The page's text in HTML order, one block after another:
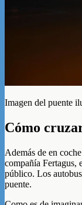
Imagen del puente
Cómo
Además de en
compañía Fertagus,
público. Los
puente.